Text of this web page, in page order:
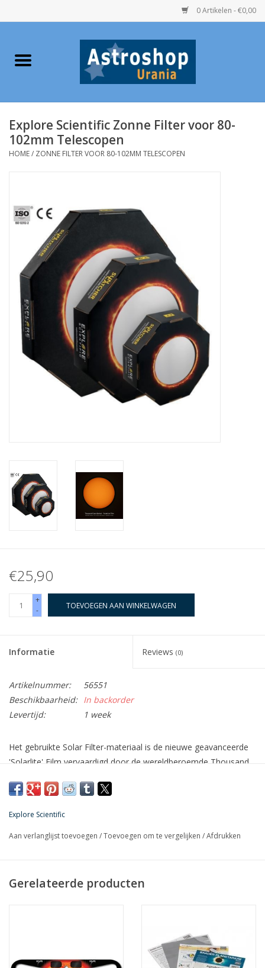
0 Artikelen - €0,00
Home
Telescopen
Accessoires
Urania / Eclipsbrillen
Speelgoed
Globes / Gadgets
Weerstations
Aanbiedingen
Cadeaubonnen
Explore Scientific Zonne Filter voor 80-
102mm Telescopen
HOME/ ZONNE FILTER VOOR 80-102MM TELESCOPEN
€25,90
+
-
TOEVOEGEN AAN WINKELWAGEN
Informatie Reviews (0)
Artikelnummer:
56551
Beschikbaarheid: In backorder
Levertijd:
1 week
Het gebruikte Solar Filter-materiaal is de nieuwe geavanceerde
'Solarlite' Film vervaardigd door de wereldberoemde Thousand
'Solarlite' een nieuwe zonnefilm die de optische kwaliteit van
Perfect ook voor de zonne astrofotograaf.
Explore Scientific
Aan verlanglijst toevoegen /Toevoegen om te vergelijken /Afdrukken
Gerelateerde producten